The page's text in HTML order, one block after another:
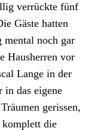
verrückte fünf
Gäste hatten
mental noch gar
Hausherren vor
Lange in der
in das eigene
gerissen,
komplett die